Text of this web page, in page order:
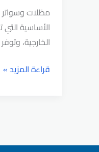
مظلات وسواتر
الأساسية
الخارجية،
مظلات
افضل
قراءة المزيد »